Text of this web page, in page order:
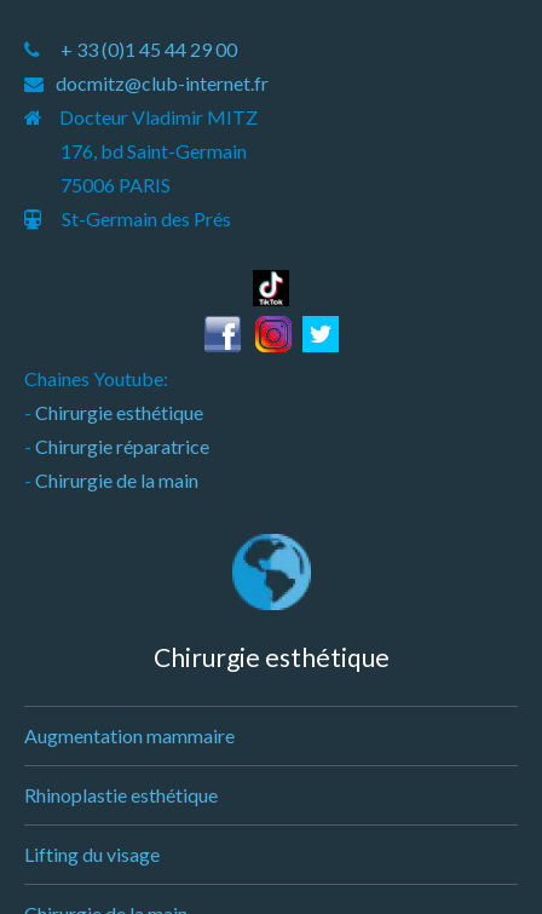
+ 33 (0)1 45 44 29 00
docmitz@club-internet.fr
Docteur Vladimir MITZ
176, bd Saint-Germain
75006 PARIS
St-Germain des Prés
Chaines Youtube:
- Chirurgie esthétique
- Chirurgie réparatrice
- Chirurgie de la main
Chirurgie esthétique
Augmentation mammaire
Rhinoplastie esthétique
Lifting du visage